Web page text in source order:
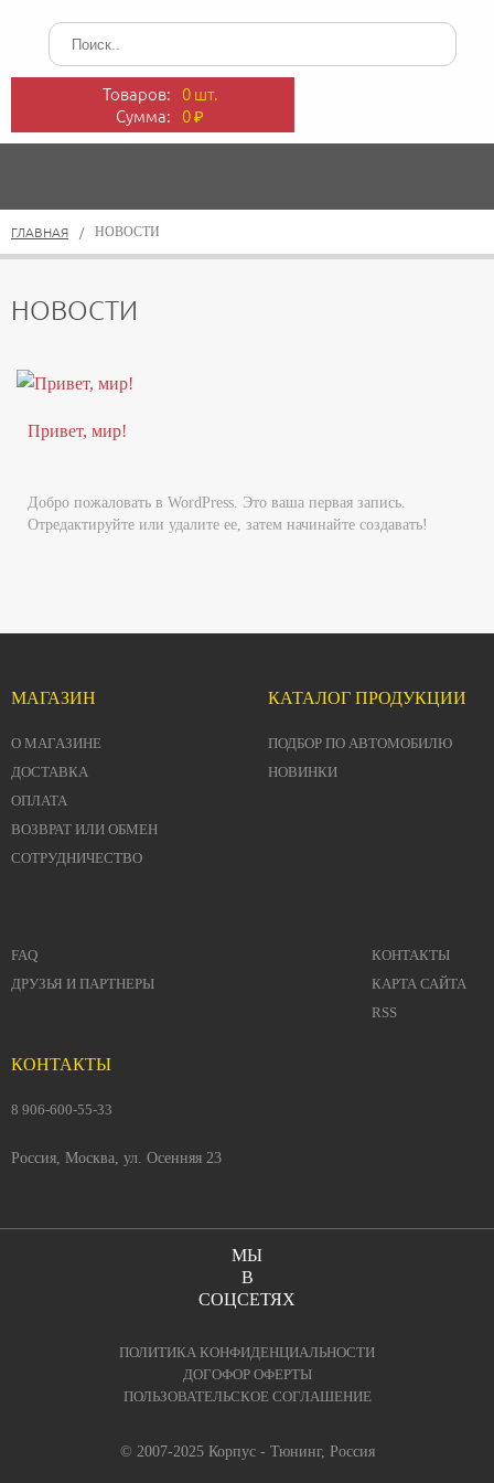
Товаров: 0 шт.
Сумма: 0₽
ГЛАВНАЯ / НОВОСТИ
НОВОСТИ
Привет, мир!
Добро пожаловать в WordPress. Это ваша первая запись.
Отредактируйте или удалите ее, затем начинайте создавать!
МАГАЗИН
О МАГАЗИНЕ
ДОСТАВКА
ОПЛАТА
ВОЗВРАТ ИЛИ ОБМЕН
СОТРУДНИЧЕСТВО
КАТАЛОГ ПРОДУКЦИИ
ПОДБОР ПО АВТОМОБИЛЮ
НОВИНКИ
FAQ
ДРУЗЬЯ И ПАРТНЕРЫ
КОНТАКТЫ
КАРТА САЙТА
RSS
КОНТАКТЫ
8 906-600-55-33
Россия, Москва, ул. Осенняя 23
МЫ
В
СОЦСЕТЯХ
ПОЛИТИКА КОНФИДЕНЦИАЛЬНОСТИ
ДОГОФОР ОФЕРТЫ
ПОЛЬЗОВАТЕЛЬСКОЕ СОГЛАШЕНИЕ
© 2007-2025 Корпус - Тюнинг, Россия